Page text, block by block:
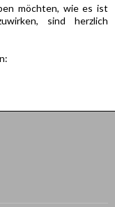
möchten, wie es ist
sind herzlich